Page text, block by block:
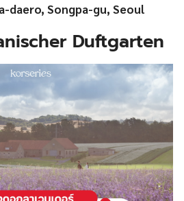
daero, Songpa-gu, Seoul
Duftgarten